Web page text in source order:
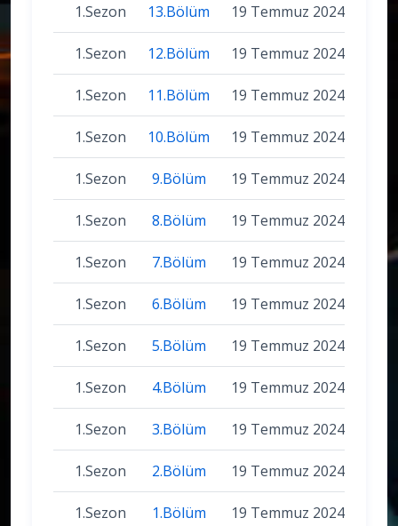
1.Sezon 13.Bölüm 19 Temmuz 2024
1.Sezon 12.Bölüm 19 Temmuz 2024
1.Sezon 11.Bölüm 19 Temmuz 2024
1.Sezon 10.Bölüm 19 Temmuz 2024
1.Sezon 9.Bölüm 19 Temmuz 2024
1.Sezon 8.Bölüm 19 Temmuz 2024
1.Sezon 7.Bölüm 19 Temmuz 2024
1.Sezon 6.Bölüm 19 Temmuz 2024
1.Sezon 5.Bölüm 19 Temmuz 2024
1.Sezon 4.Bölüm 19 Temmuz 2024
1.Sezon 3.Bölüm 19 Temmuz 2024
1.Sezon 2.Bölüm 19 Temmuz 2024
1.Sezon 1.Bölüm 19 Temmuz 2024